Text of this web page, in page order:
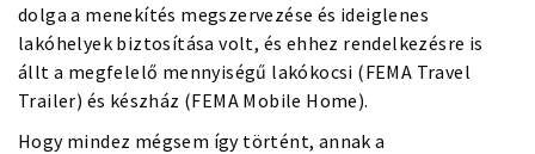
dolga a menekítés megszervezése és ideiglenes
lakóhelyek biztosítása volt, és ehhez rendelkezésre is
állt a megfelelő mennyiségű lakókocsi (FEMA Travel
Trailer) és készház (FEMA Mobile Home).
Hogy mindez mégsem így történt, annak a